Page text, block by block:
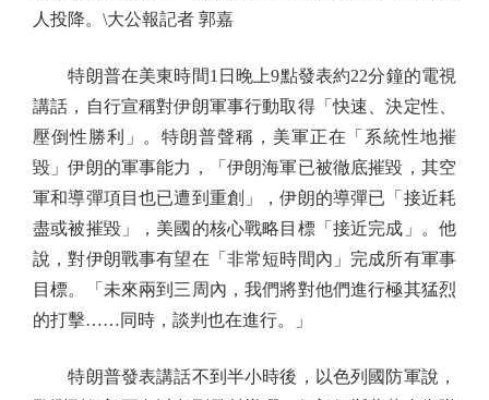
人投降。\大公報記者 郭嘉
特朗普在美東時間1日晚上9點發表約22分鐘的電視
講話，自行宣稱對伊朗軍事行動取得「快速、決定性、
壓倒性勝利」。特朗普聲稱，美軍正在「系統性地摧
毀」伊朗的軍事能力，「伊朗海軍已被徹底摧毀，其空
軍和導彈項目也已遭到重創」，伊朗的導彈已「接近耗
盡或被摧毀」，美國的核心戰略目標「接近完成」。他
說，對伊朗戰事有望在「非常短時間內」完成所有軍事
目標。「未來兩到三周內，我們將對他們進行極其猛烈
的打擊……同時，談判也在進行。」
特朗普發表講話不到半小時後，以色列國防軍說，